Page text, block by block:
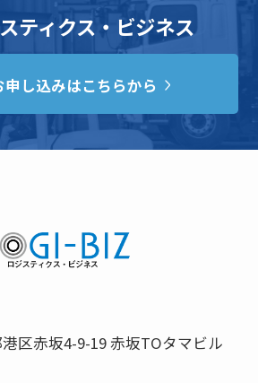
ティクス・ビジネス
し込みはこちらから
区赤坂4-9-19 赤坂TOタマビル